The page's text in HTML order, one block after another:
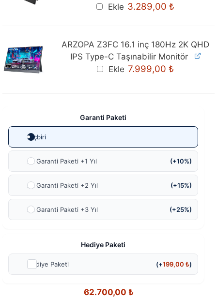
Ekle 3.289,00₺
ARZOPA Z3FC 16.1 inç 180Hz 2K QHD
IPS Type-C Taşınabilir Monitör
Ekle Orijinal
fiyat:
7.999,00₺
Garanti Paketi
Hiçbiri
Ek Garanti Paketi +1 Yıl (+10%)
Ek Garanti Paketi +2 Yıl (+15%)
Ek Garanti Paketi +3 Yıl (+25%)
Hediye Paketi
Hediye Paketi (+199,00₺)
62.700,00 ₺